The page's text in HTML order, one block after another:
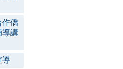
作僑
導講
導